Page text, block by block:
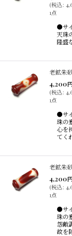
(税込:
1点
●サ
天珠
隆盛
老鉱朱
4,200
(税込:
1点
●サ
珠の
心を
てく
老鉱朱
4,200
(税込:
1点
●サ
珠の
怨敵
故を